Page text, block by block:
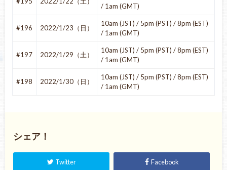
/ 1am (GMT)
#196 2022/1/23（日）
10am (JST) / 5pm (PST) / 8pm (EST)
/ 1am (GMT)
#197 2022/1/29（土）
10am (JST) / 5pm (PST) / 8pm (EST)
/ 1am (GMT)
#198 2022/1/30（日）
10am (JST) / 5pm (PST) / 8pm (EST)
/ 1am (GMT)
シェア！
Twitter Facebook